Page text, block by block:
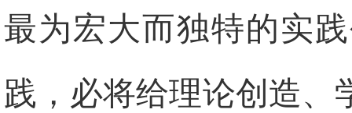
最为宏大而独特的实
践，必将给理论创造、